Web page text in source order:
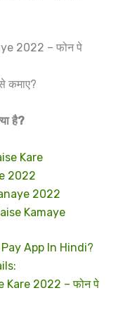
2022 – फोन पे
कमाए?
है?
Kare
2022
2022
Kamaye
Pay App In Hindi?
Kare 2022 – फोन पे